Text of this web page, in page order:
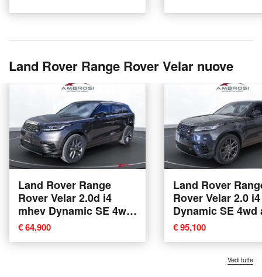
Land Rover Range Rover Velar nuove
Land Rover Range
Rover Velar 2.0d i4
mhev Dynamic SE 4wd
204cv auto nuova a
Corciano
€ 64,900
Land Rover
Rover Velar 2.0
Dynamic SE 4wd
nuova a Corciano
€ 95,100
Vedi tutte